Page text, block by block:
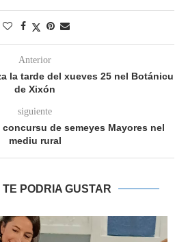
Anterior
la tarde del xueves 25 nel Botánicu
de Xixón
siguiente
de semeyes Mayores nel
mediu rural
TE PODRIA GUSTAR